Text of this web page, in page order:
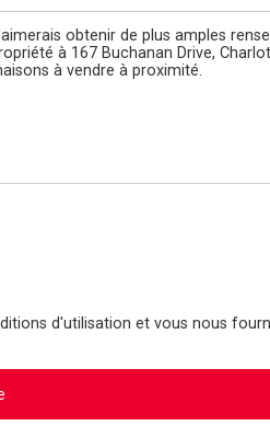
d'utilisation et vous nous